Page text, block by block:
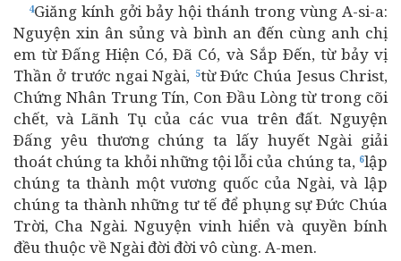
4Giăng kính gởi bảy hội thánh trong vùng A-si-a:
Nguyện xin ân sủng và bình an đến cùng anh chị
em từ Ðấng Hiện Có, Ðã Có, và Sắp Ðến, từ bảy vị
Thần ở trước ngai Ngài, 5từ Ðức Chúa Jesus Christ,
Chứng Nhân Trung Tín, Con Ðầu Lòng từ trong cõi
chết, và Lãnh Tụ của các vua trên đất. Nguyện
Ðấng yêu thương chúng ta lấy huyết Ngài giải
thoát chúng ta khỏi những tội lỗi của chúng ta, 6lập
chúng ta thành một vương quốc của Ngài, và lập
chúng ta thành những tư tế để phụng sự Ðức Chúa
Trời, Cha Ngài. Nguyện vinh hiển và quyền bính
đều thuộc về Ngài đời đời vô cùng. A-men.